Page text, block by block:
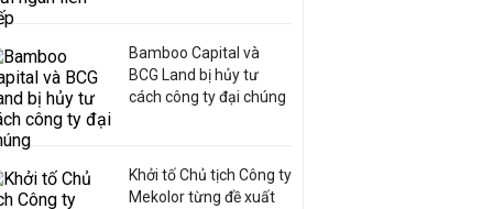
Bamboo Capital và
BCG Land bị hủy tư
cách công ty đại chúng
Khởi tố Chủ tịch Công ty
Mekolor từng đề xuất